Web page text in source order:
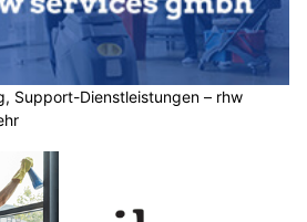
Support-Dienstleistungen – rhw